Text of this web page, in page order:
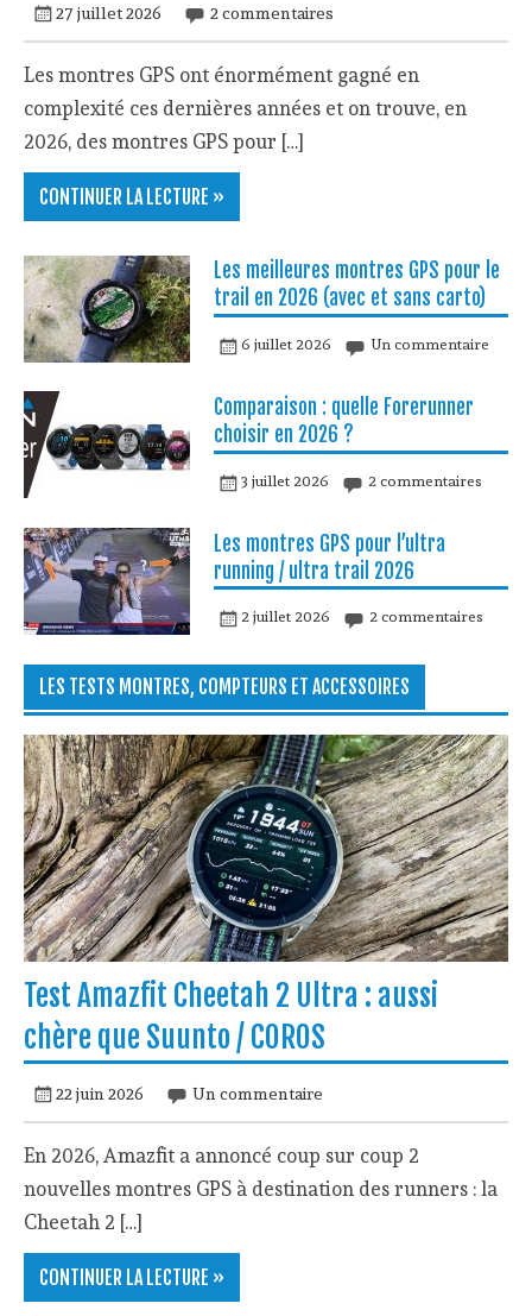
27 juillet 2026 2 commentaires
Les montres GPS ont énormément gagné en
complexité ces dernières années et on trouve, en
2026, des montres GPS pour […]
CONTINUER LA LECTURE »
Les meilleures montres GPS pour le
trail en 2026 (avec et sans carto)
6 juillet 2026 Un commentaire
Comparaison : quelle Forerunner
choisir en 2026 ?
3 juillet 2026 2 commentaires
Les montres GPS pour l’ultra
running / ultra trail 2026
2 juillet 2026 2 commentaires
LES TESTS MONTRES, COMPTEURS ET ACCESSOIRES
Test Amazfit Cheetah 2 Ultra : aussi
chère que Suunto / COROS
22 juin 2026 Un commentaire
En 2026, Amazfit a annoncé coup sur coup 2
nouvelles montres GPS à destination des runners : la
Cheetah 2 […]
CONTINUER LA LECTURE »